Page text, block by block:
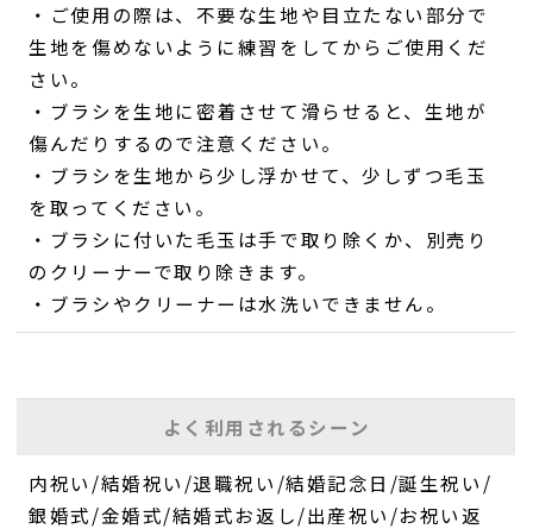
・ご使用の際は、不要な生地や目立たない部分で
生地を傷めないように練習をしてからご使用くだ
さい。
・ブラシを生地に密着させて滑らせると、生地が
傷んだりするので注意ください。
・ブラシを生地から少し浮かせて、少しずつ毛玉
を取ってください。
・ブラシに付いた毛玉は手で取り除くか、別売り
のクリーナーで取り除きます。
・ブラシやクリーナーは水洗いできません。
よく利用されるシーン
内祝い/結婚祝い/退職祝い/結婚記念日/誕生祝い/
銀婚式/金婚式/結婚式お返し/出産祝い/お祝い返